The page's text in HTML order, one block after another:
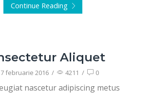
Continue Reading
Aliquet
februarie 2016 / 4211 / 0
nascetur adipiscing metus